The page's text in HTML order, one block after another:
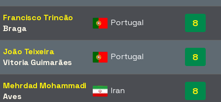
Francisco Trincão
Braga
Portugal 8
João Teixeira
Vitoria Guimarães
Portugal 8
Mehrdad Mohammadi
Aves
Iran 8